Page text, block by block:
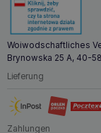
Woiwodschaftliches
Brynowska 25 A, 40-
Lieferung
Zahlungen